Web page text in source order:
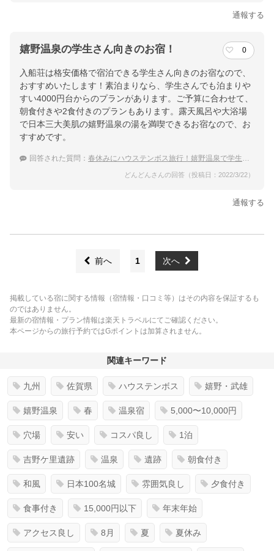
通報する
嬉野温泉の学生さん向きのお宿！ 0
入船荘は格安価格で宿泊できる学生さん向きのお宿なので、
おすすめいたします！素泊まりなら、学生さんでも泊まりや
すい4000円台からのプランがあります。ご予算に合わせて、
朝食付きや2食付きのプランもあります。露天風呂や大浴場
で日本三大美肌の嬉野温泉の湯を満喫できるお宿なので、お
すすめです。
回答された質問： 春休みにハウステンボス旅行！嬉野温泉で学生におすすめの安い温泉宿は？
どんどんさんの回答（投稿日：2022/3/22）
通報する
前へ 1 次へ
掲載している宿に関する情報（宿情報・口コミ等）はその内容を保証するも
のではありません。
最新の宿情報・プラン情報は楽天トラベルにてご確認ください。
本ページからの旅行予約ではGポイントは加算されません。
関連キーワード
九州 佐賀県 ハウステンボス 嬉野・武雄
嬉野温泉 春 温泉宿 5,000〜10,000円
穴場 安い コスパ良し 1泊
吉野ケ里遺跡 温泉 遺跡 朝食付き
和風 日本100名城 雰囲気良し 夕食付き
食事付き 15,000円以下 年末年始
アクセス良し 8月 夏 夏休み